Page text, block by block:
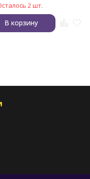
2 шт.
В корзину